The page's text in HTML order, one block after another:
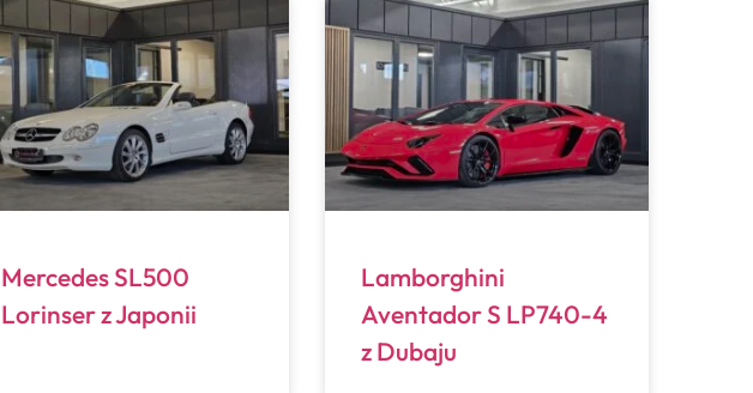
Mercedes SL500
Lorinser z Japonii
Lamborghini
Aventador S LP740-4
z Dubaju